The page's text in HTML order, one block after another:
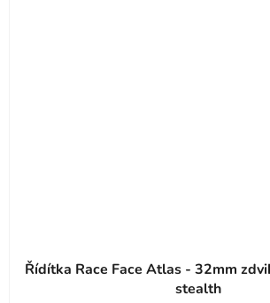
Řídítka Race Face Atlas - 32mm
stealth